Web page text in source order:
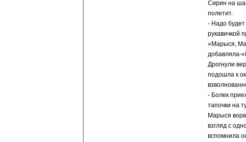
Сирин на
полетит.
- Надо будет
рукавичкой
«Марыся,
добавляла-
Дрогнули
подошла к
- Болек
тапочки на
Марыся
взгляд с
вспомнила